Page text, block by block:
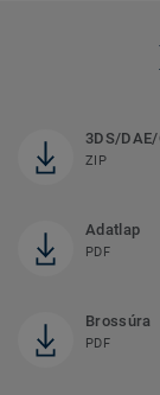
3DS/
ZIP
Adatlap
PDF
Brossúra
PDF